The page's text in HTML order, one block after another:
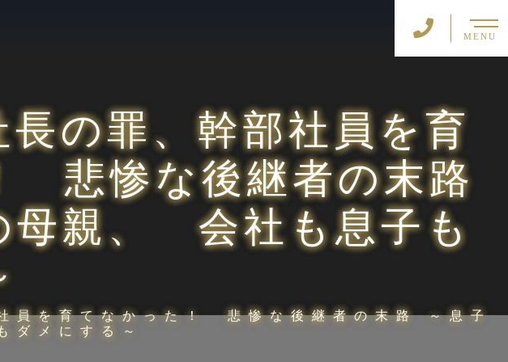
MENU
の罪、幹部社員を育
悲惨な後継者の末路
母親、 会社も息子も
員を育てなかった！ 悲惨な後継者の末路 ～息子
ダメにする～